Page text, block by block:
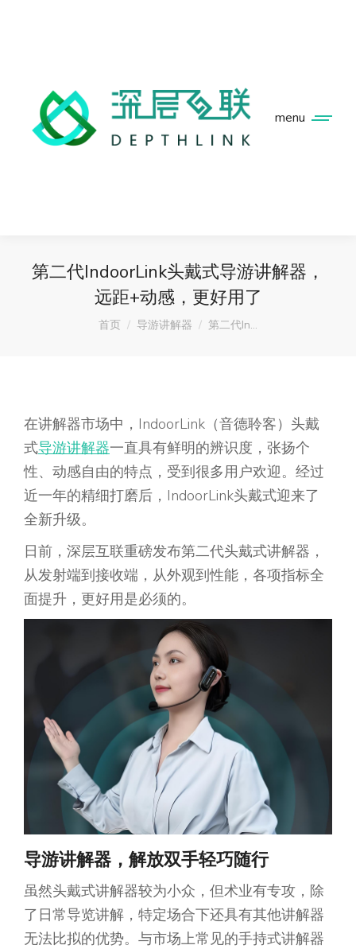
menu
第二代IndoorLink头戴式导游讲解器，
远距+动感，更好用了
您在这里：
首页 导游讲解器 第二代In…
在讲解器市场中，IndoorLink（音德聆客）头戴
式导游讲解器一直具有鲜明的辨识度，张扬个
性、动感自由的特点，受到很多用户欢迎。经过
近一年的精细打磨后，IndoorLink头戴式迎来了
全新升级。
日前，深层互联重磅发布第二代头戴式讲解器，
从发射端到接收端，从外观到性能，各项指标全
面提升，更好用是必须的。
导游讲解器，解放双手轻巧随行
虽然头戴式讲解器较为小众，但术业有专攻，除
了日常导览讲解，特定场合下还具有其他讲解器
无法比拟的优势。与市场上常见的手持式讲解器